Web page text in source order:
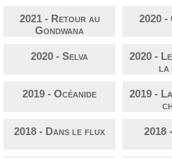
2021 - Retour au
Gondwana
2020 -
2020 - Selva
2020 -
la
2019 - Océanide
2019 -
2018 - Dans le flux 2018